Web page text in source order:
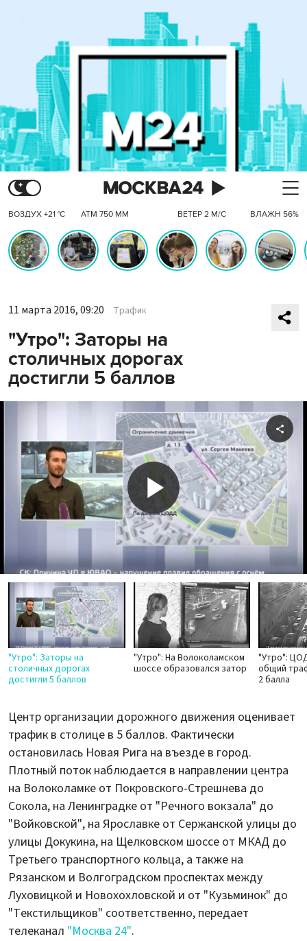
ВОЗДУХ +21 °C АТМ 750 ММ ВЕТЕР 2 М/С ВЛАЖН 56%
11 марта 2016, 09:20 Трафик
"Утро": Заторы на
столичных дорогах
достигли 5 баллов
Play
Video
"Утро": Заторы на
столичных дорогах
достигли 5 баллов
"Утро": На Волоколамском
шоссе образовался затор
"Утро":
общий
2 балла
Центр организации дорожного движения оценивает
трафик в столице в 5 баллов. Фактически
остановилась Новая Рига на въезде в город.
Плотный поток наблюдается в направлении центра
на Волоколамке от Покровского-Стрешнева до
Сокола, на Ленинградке от "Речного вокзала" до
"Войковской", на Ярославке от Сержанской улицы до
улицы Докукина, на Щелковском шоссе от МКАД до
Третьего транспортного кольца, а также на
Рязанском и Волгоградском проспектах между
Луховицкой и Новохохловской и от "Кузьминок" до
"Текстильщиков" соответственно, передает
телеканал "Москва 24".